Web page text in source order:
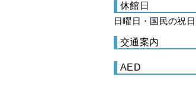
休館日
日曜日・国民の祝
交通案内
AED